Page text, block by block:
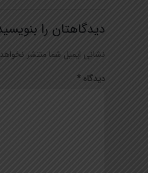
دیدگاهتان را
نشانی ایمیل شما منتشر
دیدگاه*